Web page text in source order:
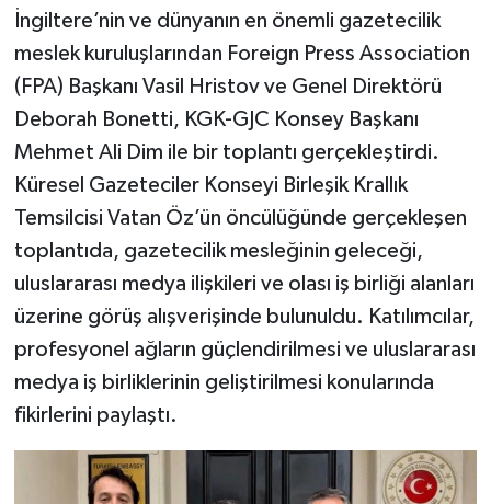
İngiltere’nin ve dünyanın en önemli gazetecilik
meslek kuruluşlarından Foreign Press Association
(FPA) Başkanı Vasil Hristov ve Genel Direktörü
Deborah Bonetti, KGK-GJC Konsey Başkanı
Mehmet Ali Dim ile bir toplantı gerçekleştirdi.
Küresel Gazeteciler Konseyi Birleşik Krallık
Temsilcisi Vatan Öz’ün öncülüğünde gerçekleşen
toplantıda, gazetecilik mesleğinin geleceği,
uluslararası medya ilişkileri ve olası iş birliği alanları
üzerine görüş alışverişinde bulunuldu. Katılımcılar,
profesyonel ağların güçlendirilmesi ve uluslararası
medya iş birliklerinin geliştirilmesi konularında
fikirlerini paylaştı.